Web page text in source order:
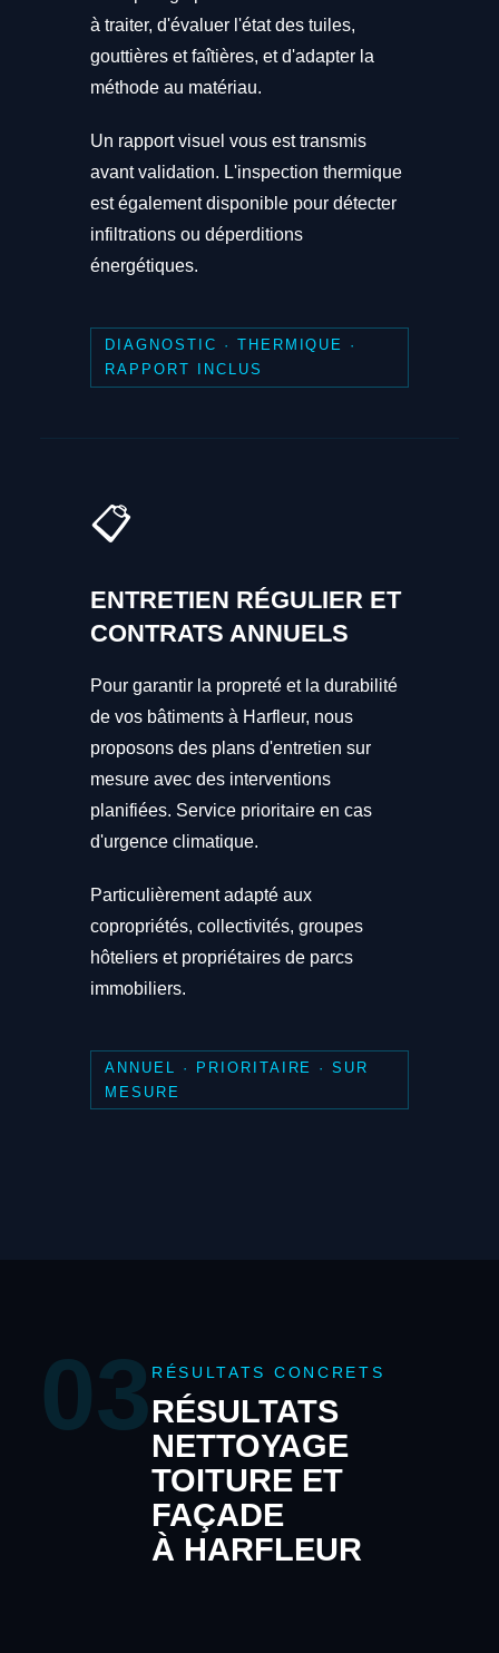
à traiter, d'évaluer l'état des tuiles,
gouttières et faîtières, et d'adapter la
méthode au matériau.
Un rapport visuel vous est transmis
avant validation. L'inspection thermique
est également disponible pour détecter
infiltrations ou déperditions
énergétiques.
DIAGNOSTIC · THERMIQUE ·
RAPPORT INCLUS
📋
ENTRETIEN RÉGULIER ET
CONTRATS ANNUELS
Pour garantir la propreté et la durabilité
de vos bâtiments à Harfleur, nous
proposons des plans d'entretien sur
mesure avec des interventions
planifiées. Service prioritaire en cas
d'urgence climatique.
Particulièrement adapté aux
copropriétés, collectivités, groupes
hôteliers et propriétaires de parcs
immobiliers.
ANNUEL · PRIORITAIRE · SUR
MESURE
03 RÉSULTATS CONCRETS
RÉSULTATS
NETTOYAGE
TOITURE ET
FAÇADE
À HARFLEUR